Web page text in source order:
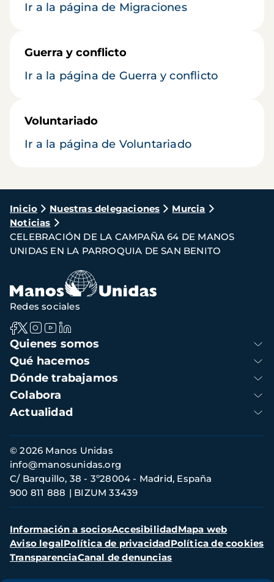
Ir a la página de Migraciones
Guerra y conflicto
Ir a la página de Guerra y conflicto
Voluntariado
Ir a la página de Voluntariado
Ruta
de
navegación
Inicio Nuestras delegaciones
Murcia
Noticias
CELEBRACIÓN DE LA CAMPAÑA 64 DE MANOS
UNIDAS EN LA PARROQUIA DE SAN BENITO
Navegación
principal
Quienes somos
Qué hacemos
Dónde trabajamos
Colabora
Actualidad
Redes sociales
Información
de
contacto
© 2026 Manos Unidas
C/ Barquillo, 38 - 3º28004 - Madrid, España
900 811 888
BIZUM 33439
info@manosunidas.org
Menú
secundario
Información a sociosAccesibilidadMapa web
Aviso legalPolítica de privacidadPolítica de cookies
TransparenciaCanal de denuncias